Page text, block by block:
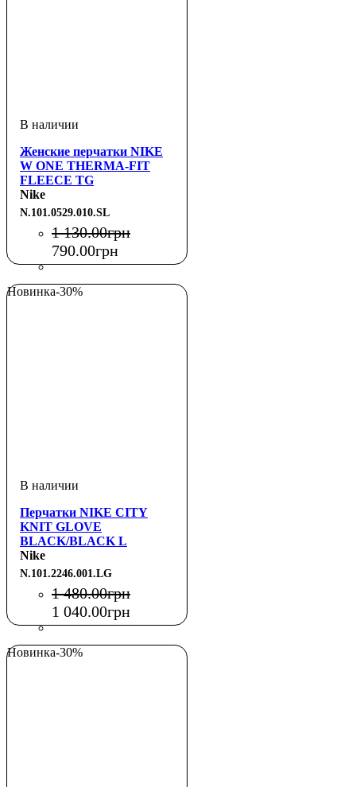
Женские перчатки NIKE
W ONE THERMA-FIT
FLEECE TG
BLACK/WHITE S
Nike
N.101.0529.010.SL
1 130.00грн
790.00грн
Новинка-30%
Перчатки NIKE CITY
KNIT GLOVE
BLACK/BLACK L
Nike
N.101.2246.001.LG
1 480.00грн
1 040.00грн
Новинка-30%